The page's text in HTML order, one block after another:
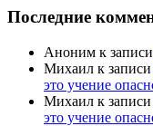
Последние
Аноним к записи
Михаил к записи
это учение
Михаил к записи
это учение